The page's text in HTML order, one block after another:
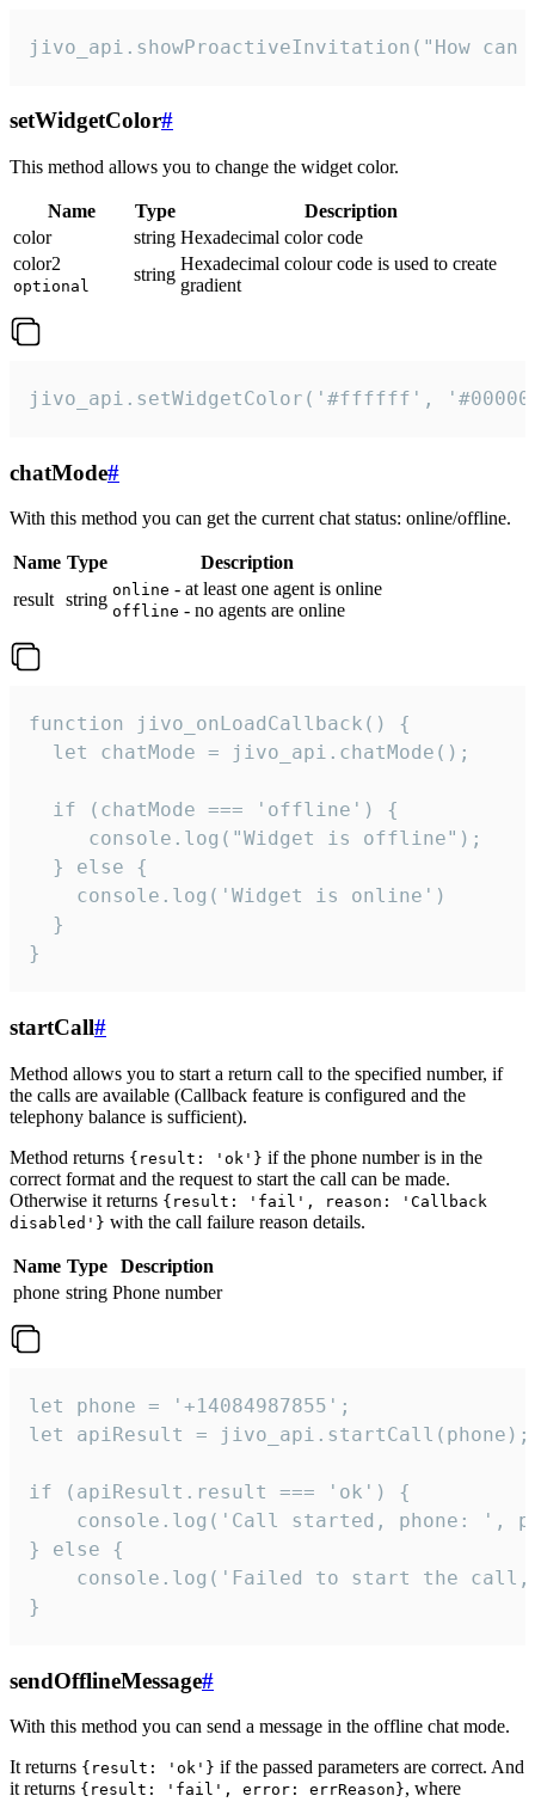
jivo_api.showProactiveInvitation("How
setWidgetColor#
This method allows you to change the widget color.
Name Type
Description
color
string Hexadecimal color code
color2
optional
string
Hexadecimal colour code is used to create
gradient
jivo_api.setWidgetColor('#ffffff',
chatMode#
With this method you can get the current chat status: online/offline.
Name Type
Description
result string online - at least one agent is online
offline - no agents are online
function jivo_onLoadCallback() {
  let chatMode = jivo_api.chatMode();
  if (chatMode === 'offline') {
     console.log("Widget is offline");
  } else {
    console.log('Widget is online')
  }
}
startCall#
Method allows you to start a return call to the specified number, if
the calls are available (Callback feature is configured and the
telephony balance is sufficient).
Method returns {result: 'ok'} if the phone number is in the
correct format and the request to start the call can be made.
Otherwise it returns {result: 'fail', reason: 'Callback
disabled'} with the call failure reason details.
Name Type
Description
phone string Phone number
let phone = '+14084987855';
let apiResult = jivo_api.startCall(phone);
if (apiResult.result === 'ok') {
console.log('Call started, phone: ',
} else {
console.log('Failed to start the
}
sendOfflineMessage#
With this method you can send a message in the offline chat mode.
It returns {result: 'ok'} if the passed parameters are correct. And
it returns {result: 'fail', error: errReason}, where